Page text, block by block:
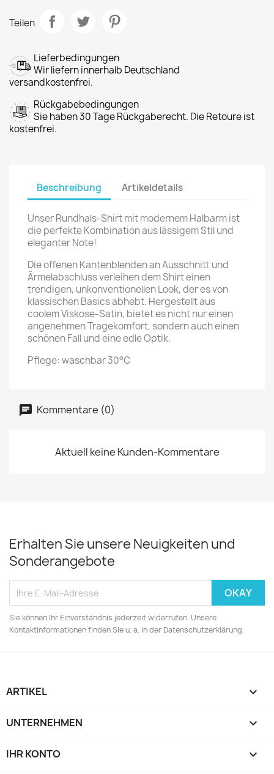
Teilen
Lieferbedingungen
Wir liefern innerhalb Deutschland
versandkostenfrei.
Rückgabebedingungen
Sie haben 30 Tage Rückgaberecht. Die Retoure ist
kostenfrei.
Beschreibung Artikeldetails
Unser Rundhals-Shirt mit modernem Halbarm ist
die perfekte Kombination aus lässigem Stil und
eleganter Note!
Die offenen Kantenblenden an Ausschnitt und
Ärmelabschluss verleihen dem Shirt einen
trendigen, unkonventionellen Look, der es von
klassischen Basics abhebt. Hergestellt aus
coolem Viskose-Satin, bietet es nicht nur einen
angenehmen Tragekomfort, sondern auch einen
schönen Fall und eine edle Optik.
Pflege: waschbar 30°C
Kommentare (0)
Aktuell keine Kunden-Kommentare
Erhalten Sie unsere Neuigkeiten und
Sonderangebote
Sie können Ihr Einverständnis jederzeit widerrufen. Unsere
Kontaktinformationen finden Sie u. a. in der Datenschutzerklärung.
ARTIKEL 
UNTERNEHMEN 
IHR KONTO 